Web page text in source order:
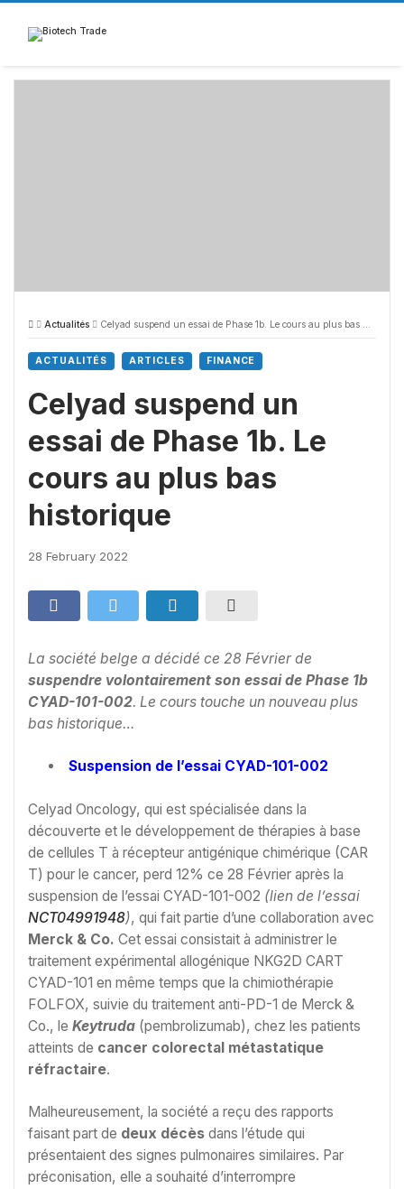
Skip
content
Actualités Celyad suspend un essai de Phase 1b. Le cours au plus bas historique
ACTUALITÉS ARTICLES FINANCE
Celyad suspend un
essai de Phase 1b. Le
cours au plus bas
historique
28 February 2022
La société belge a décidé ce 28 Février de
suspendre volontairement son essai de Phase 1b
CYAD-101-002. Le cours touche un nouveau plus
bas historique…
Suspension de l’essai CYAD-101-002
Celyad Oncology, qui est spécialisée dans la
découverte et le développement de thérapies à base
de cellules T à récepteur antigénique chimérique (CAR
T) pour le cancer, perd 12% ce 28 Février après la
suspension de l’essai CYAD-101-002 (lien de l’essai
NCT04991948), qui fait partie d’une collaboration avec
Merck & Co. Cet essai consistait à administrer le
traitement expérimental allogénique NKG2D CART
CYAD-101 en même temps que la chimiothérapie
FOLFOX, suivie du traitement anti-PD-1 de Merck &
Co., le Keytruda (pembrolizumab), chez les patients
atteints de cancer colorectal métastatique
réfractaire.
Malheureusement, la société a reçu des rapports
faisant part de deux décès dans l’étude qui
présentaient des signes pulmonaires similaires. Par
préconisation, elle a souhaité d’interrompre